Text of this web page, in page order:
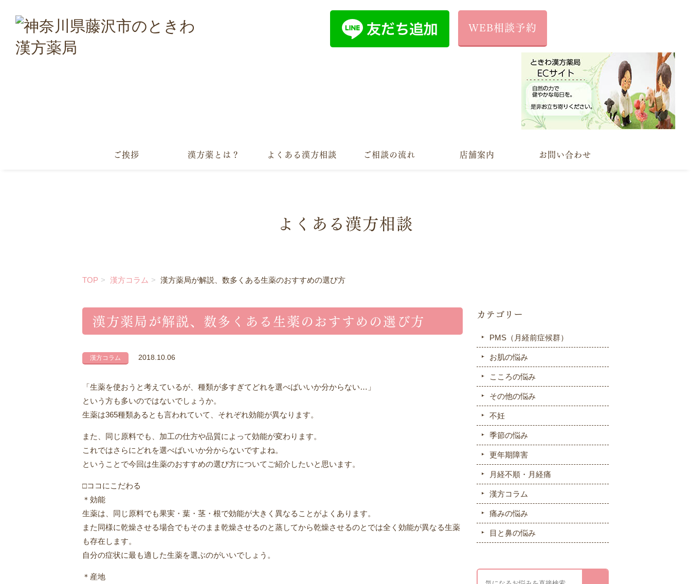
WEB相談予約
ご挨拶 漢方薬とは？ よくある漢方相談 ご相談の流れ 店舗案内 お問い合わせ
よくある漢方相談
TOP 漢方コラム 漢方薬局が解説、数多くある生薬のおすすめの選び方
漢方薬局が解説、数多くある生薬のおすすめの選び方
漢方コラム 2018.10.06
「生薬を使おうと考えているが、種類が多すぎてどれを選べばいいか分からない…」
という方も多いのではないでしょうか。
生薬は365種類あるとも言われていて、それぞれ効能が異なります。
また、同じ原料でも、加工の仕方や品質によって効能が変わります。
これではさらにどれを選べばいいか分からないですよね。
ということで今回は生薬のおすすめの選び方についてご紹介したいと思います。
□ココにこだわる
＊効能
生薬は、同じ原料でも果実・葉・茎・根で効能が大きく異なることがよくあります。
また同様に乾燥させる場合でもそのまま乾燥させるのと蒸してから乾燥させるのとでは全く効能が異なる生薬
も存在します。
自分の症状に最も適した生薬を選ぶのがいいでしょう。
＊産地
カテゴリー
PMS（月経前症候群）
お肌の悩み
こころの悩み
その他の悩み
不妊
季節の悩み
更年期障害
月経不順・月経痛
漢方コラム
痛みの悩み
目と鼻の悩み